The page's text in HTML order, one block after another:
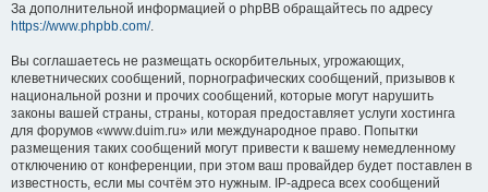
За дополнительной информацией о phpBB обращайтесь по адресу
https://www.phpbb.com/.
Вы соглашаетесь не размещать оскорбительных, угрожающих,
клеветнических сообщений, порнографических сообщений, призывов к
национальной розни и прочих сообщений, которые могут нарушить
законы вашей страны, страны, которая предоставляет услуги хостинга
для форумов «www.duim.ru» или международное право. Попытки
размещения таких сообщений могут привести к вашему немедленному
отключению от конференции, при этом ваш провайдер будет поставлен в
известность, если мы сочтём это нужным. IP-адреса всех сообщений